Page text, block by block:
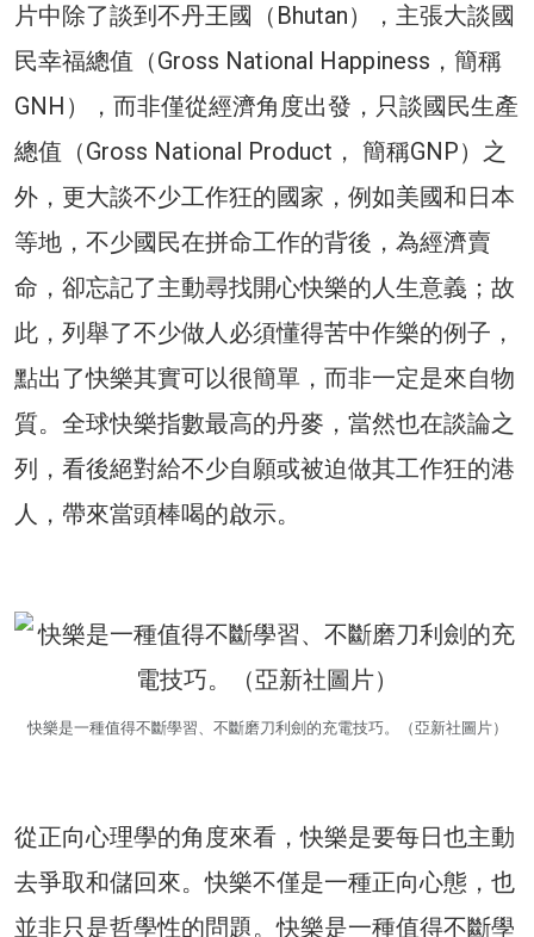
片中除了談到不丹王國（Bhutan），主張大談國
民幸福總值（Gross National Happiness，簡稱
GNH），而非僅從經濟角度出發，只談國民生產
總值（Gross National Product， 簡稱GNP）之
外，更大談不少工作狂的國家，例如美國和日本
等地，不少國民在拼命工作的背後，為經濟賣
命，卻忘記了主動尋找開心快樂的人生意義；故
此，列舉了不少做人必須懂得苦中作樂的例子，
點出了快樂其實可以很簡單，而非一定是來自物
質。全球快樂指數最高的丹麥，當然也在談論之
列，看後絕對給不少自願或被迫做其工作狂的港
人，帶來當頭棒喝的啟示。
快樂是一種值得不斷學習、不斷磨刀利劍的充電技巧。（亞新社圖片）
從正向心理學的角度來看，快樂是要每日也主動
去爭取和儲回來。快樂不僅是一種正向心態，也
並非只是哲學性的問題。快樂是一種值得不斷學